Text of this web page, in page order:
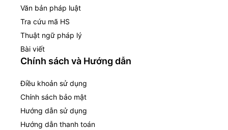
Văn bản pháp luật
Tra cứu mã HS
Thuật ngữ pháp lý
Bài viết
Chính sách và Hướng dẫn
Điều khoản sử dụng
Chính sách bảo mật
Hướng dẫn sử dụng
Hướng dẫn thanh toán